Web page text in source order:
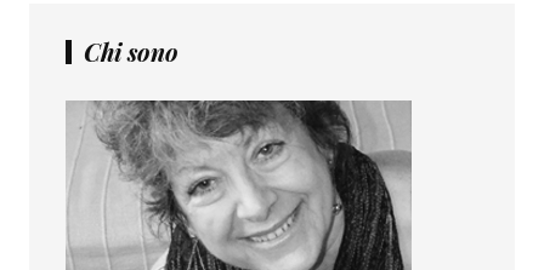
Chi sono